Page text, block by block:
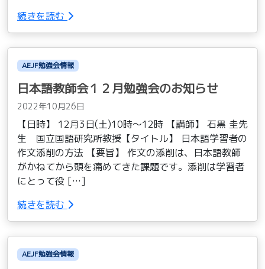
続きを読む
AEJF勉強会情報
日本語教師会１２月勉強会のお知らせ
2022年10月26日
【日時】 12月3日(土)10時～12時 【講師】 石黒 圭先
生 国立国語研究所教授【タイトル】 日本語学習者の
作文添削の方法 【要旨】 作文の添削は、日本語教師
がかねてから頭を痛めてきた課題です。添削は学習者
にとって役 […]
続きを読む
AEJF勉強会情報